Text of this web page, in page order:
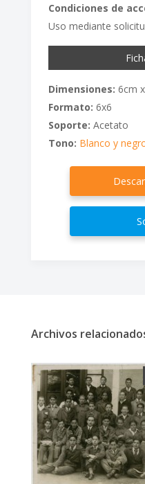
Condiciones de
Uso mediante
Dimensiones: 6cm
Formato: 6x6
Soporte: Acetato
Tono: Blanco y
Archivos